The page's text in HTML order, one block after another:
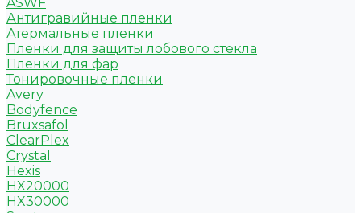
ASWF
Антигравийные пленки
Атермальные пленки
Пленки для защиты лобового стекла
Пленки для фар
Тонировочные пленки
Avery
Bodyfence
Bruxsafol
ClearPlex
Crystal
Hexis
HX20000
HX30000